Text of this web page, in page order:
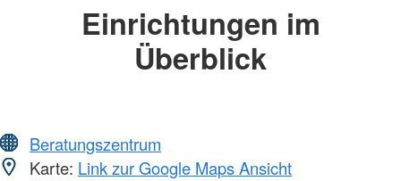
Einrichtungen im
Überblick
Beratungszentrum
Karte: Link zur Google Maps Ansicht